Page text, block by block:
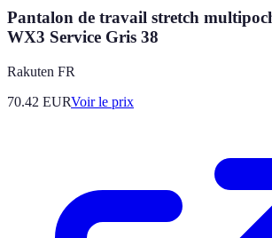
Pantalon de travail stretch
WX3 Service Gris 38
Rakuten FR
70.42 EURVoir le prix